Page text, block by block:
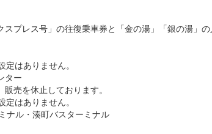
プレス号」の往復乗⾞券と「⾦の湯」「銀の湯」
はありません。
ター
売を休⽌しております。
はありません。
ル・湊町バスターミナル